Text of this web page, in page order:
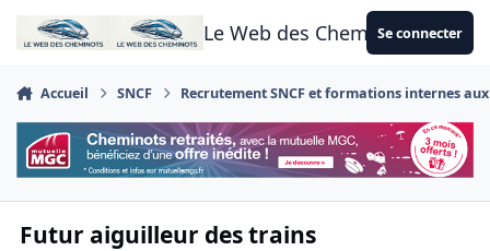
Aller au contenu
Le Web des CheminotsSe connecter
Accueil SNCF Recrutement SNCF et formations internes
Futur aiguilleur des trains